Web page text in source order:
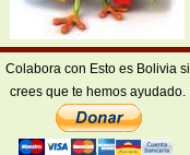
Colabora con Esto es Bolivia si
crees que te hemos ayudado.